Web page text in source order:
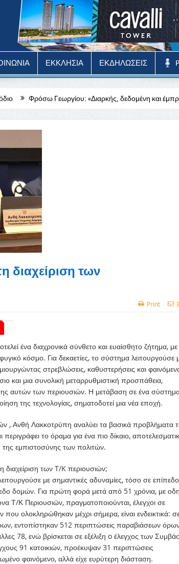
ΕΚΚΛΗΣΙΑ ΕΚΔΗΛΩΣΕΙΣ
«Διαρκής, δεδομένη και έμπρακτη η στήριξη
των
Print
ένα διαχρονικά σύνθετο και ευαίσθητο ζήτημα, με
κόσμο. Για δεκαετίες, το σύστημα λειτουργούσε
στρεβλώσεις, καθυστερήσεις και
και μια συνολική μεταρρυθμιστική προσπάθεια,
αυτών των περιουσιών. Η μετάβαση σε ένα
της τεχνολογίας, σηματοδοτεί μια νέα εποχή.
, Ανθή Λακκοτρύπη αναλύει τα βασικά προβλήματα
το όραμα για ένα πιο δίκαιο,
εμπιστοσύνης των πολιτών.
των T/K περιουσιών;
με σημαντικές αδυναμίες, τόσο σε επίπεδο
δομών. Για πρώτη φορά μετά από 51 χρόνια, με
Τ/Κ Περιουσιών, πραγματοποιούνται, έλεγχοι σε
ολοκληρώθηκαν μέχρι σήμερα, είναι ενδεικτικά:
εντοπίστηκαν 512 περιπτώσεις παραβιάσεων
78, ενώ βρίσκεται σε εξέλιξη o έλεγχος των
91 κατοικιών, προέκυψαν 31 περιπτώσεις
φαινόμενο, αλλά είχε ευρύτερη διάσταση.